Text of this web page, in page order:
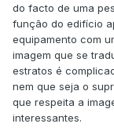
do facto de uma
função do edifício
equipamento com
imagem que se
estratos é
nem que seja o
que respeita a
interessantes.